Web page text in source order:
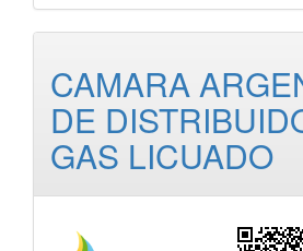
CAMARA
DE
GAS LICUADO